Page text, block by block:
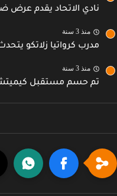
نادي الاتحاد يقدم عرض
منذ 3 سنة
مدرب كرواتيا زلاتكو
منذ 3 سنة
تم حسم مستقبل كيميتش